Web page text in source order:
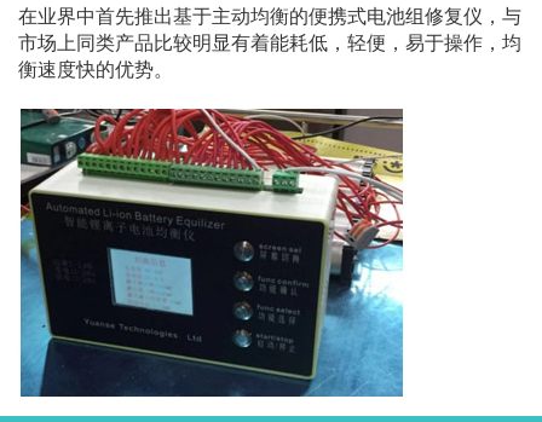
在业界中首先推出基于主动均衡的便携式电池组修复仪，与
市场上同类产品比较明显有着能耗低，轻便，易于操作，均
衡速度快的优势。